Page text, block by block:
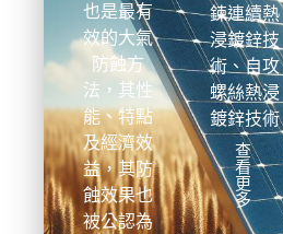
也是最有
效的大氣
防蝕方
法，其性
能、特點
及經濟效
益，其防
蝕效果也
被公認為
鍊連續熱
浸鍍鋅技
術、自攻
螺絲熱浸
鍍鋅技術
查
看
更
多